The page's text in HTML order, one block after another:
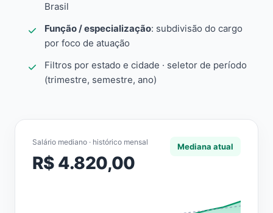
Brasil
Função / especialização: subdivisão do cargo
por foco de atuação
Filtros por estado e cidade · seletor de período
(trimestre, semestre, ano)
Salário mediano · histórico mensal
R$ 4.820,00
Mediana atual